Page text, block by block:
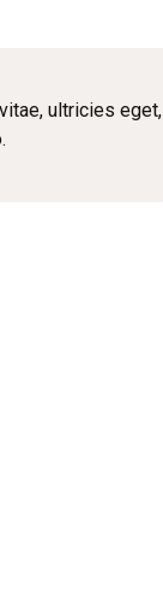
ultricies eget,